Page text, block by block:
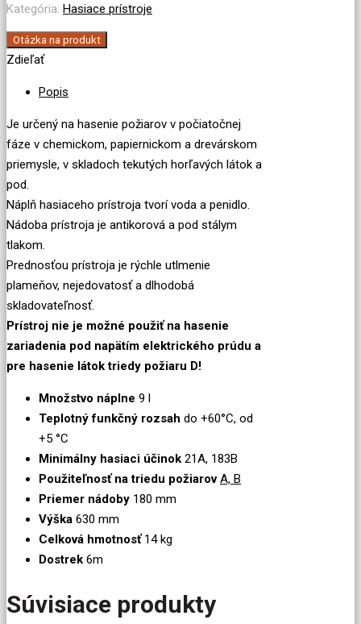
penový
VP9
ECO
Kategória: Hasiace prístroje
Otázka na produkt
Zdieľať
Popis
Je určený na hasenie požiarov v počiatočnej
fáze v chemickom, papiernickom a drevárskom
priemysle, v skladoch tekutých horľavých látok a
pod.
Náplň hasiaceho prístroja tvorí voda a penidlo.
Nádoba prístroja je antikorová a pod stálym
tlakom.
Prednosťou prístroja je rýchle utlmenie
plameňov, nejedovatosť a dlhodobá
skladovateľnosť.
Prístroj nie je možné použiť na hasenie
zariadenia pod napätím elektrického prúdu a
pre hasenie látok triedy požiaru D!
Množstvo náplne 9 l
Teplotný funkčný rozsah do +60°C, od
+5 °C
Minimálny hasiaci účinok 21A, 183B
Použiteľnosť na triedu požiarovA, B
Priemer nádoby 180 mm
Výška 630 mm
Celková hmotnosť14 kg
Dostrek 6m
Súvisiace produkty